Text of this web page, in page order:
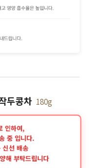
두콩차 180g